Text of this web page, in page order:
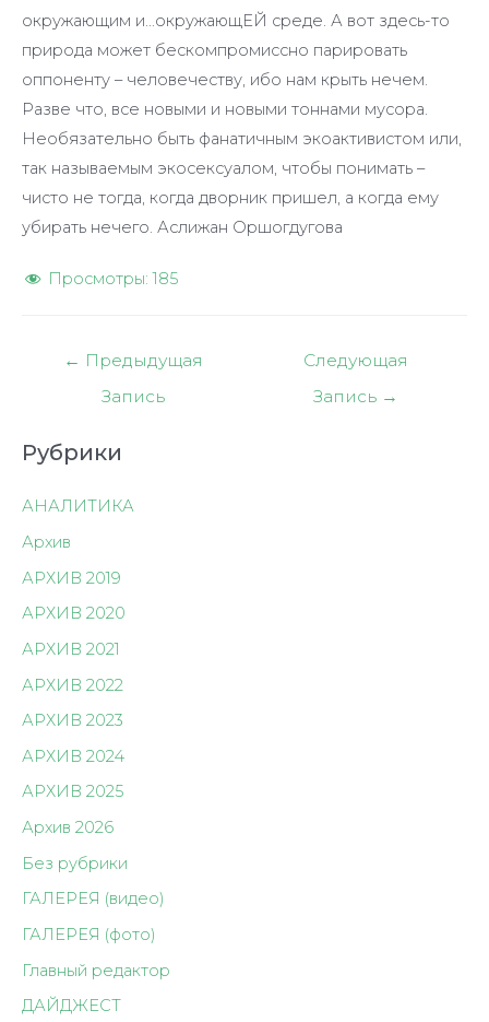
окружающим и…окружающЕЙ среде. А вот здесь-то
природа может бескомпромиссно парировать
оппоненту – человечеству, ибо нам крыть нечем.
Разве что, все новыми и новыми тоннами мусора.
Необязательно быть фанатичным экоактивистом или,
так называемым экосексуалом, чтобы понимать –
чисто не тогда, когда дворник пришел, а когда ему
убирать нечего. Аслижан Оршогдугова
Просмотры: 185
Навигация
← Предыдущая
Запись
Следующая
Запись →
Рубрики
АНАЛИТИКА
Архив
АРХИВ 2019
АРХИВ 2020
АРХИВ 2021
АРХИВ 2022
АРХИВ 2023
АРХИВ 2024
АРХИВ 2025
Архив 2026
Без рубрики
ГАЛЕРЕЯ (видео)
ГАЛЕРЕЯ (фото)
Главный редактор
ДАЙДЖЕСТ